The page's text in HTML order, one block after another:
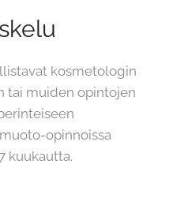
kosmetologin
tai muiden opintojen
opinnoissa
kuukautta.